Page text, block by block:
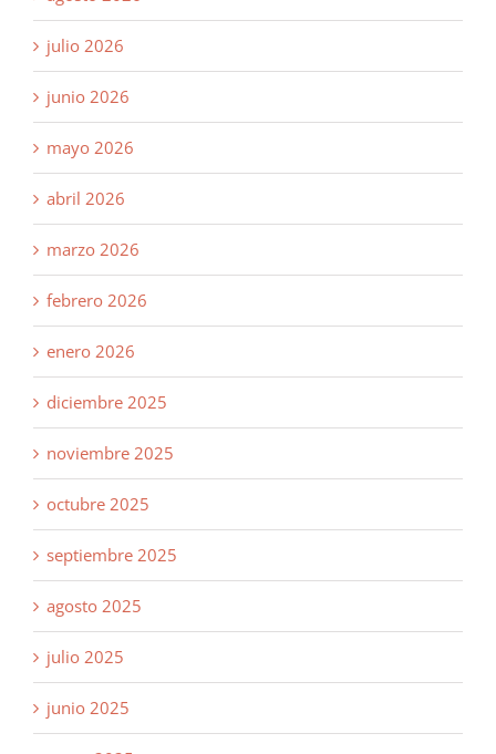
julio 2026
junio 2026
mayo 2026
abril 2026
marzo 2026
febrero 2026
enero 2026
diciembre 2025
noviembre 2025
octubre 2025
septiembre 2025
agosto 2025
julio 2025
junio 2025